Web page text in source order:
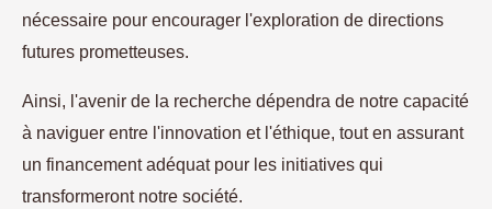
nécessaire pour encourager l'exploration de directions
futures prometteuses.
Ainsi, l'avenir de la recherche dépendra de notre capacité
à naviguer entre l'innovation et l'éthique, tout en assurant
un financement adéquat pour les initiatives qui
transformeront notre société.